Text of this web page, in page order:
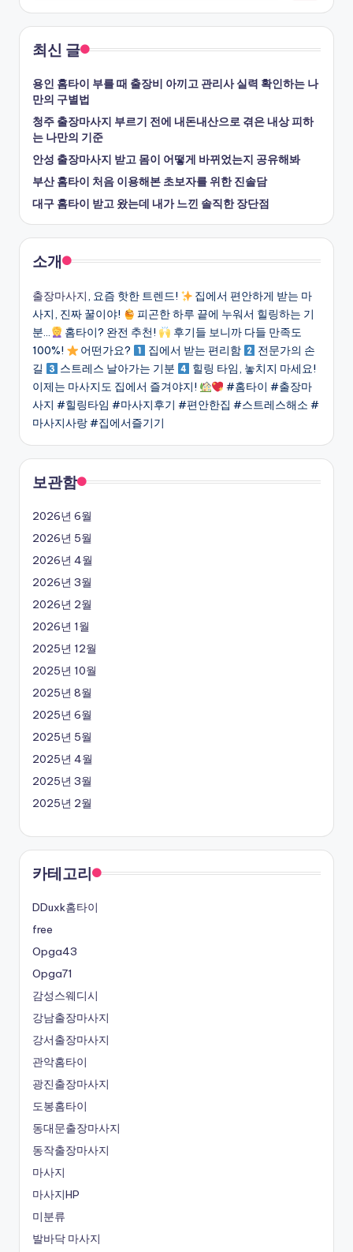
최신 글
용인 홈타이 부를 때 출장비 아끼고 관리사 실력 확인하는 나
만의 구별법
청주 출장마사지 부르기 전에 내돈내산으로 겪은 내상 피하
는 나만의 기준
안성 출장마사지 받고 몸이 어떻게 바뀌었는지 공유해봐
부산 홈타이 처음 이용해본 초보자를 위한 진솔담
대구 홈타이 받고 왔는데 내가 느낀 솔직한 장단점
소개
출장마사지, 요즘 핫한 트렌드!
집에서 편안하게 받는 마
사지, 진짜 꿀이야!
피곤한 하루 끝에 누워서 힐링하는 기
분…
홈타이? 완전 추천!
후기들 보니까 다들 만족도
100%!
어떤가요? 집에서 받는 편리함
전문가의 손
길
스트레스 날아가는 기분
힐링 타임, 놓치지 마세요!
이제는 마사지도 집에서 즐겨야지!
#홈타이 #출장마
사지 #힐링타임 #마사지후기 #편안한집 #스트레스해소 #
마사지사랑 #집에서즐기기
보관함
2026년 6월
2026년 5월
2026년 4월
2026년 3월
2026년 2월
2026년 1월
2025년 12월
2025년 10월
2025년 8월
2025년 6월
2025년 5월
2025년 4월
2025년 3월
2025년 2월
카테고리
DDuxk홈타이
free
Opga43
Opga71
감성스웨디시
강남출장마사지
강서출장마사지
관악홈타이
광진출장마사지
도봉홈타이
동대문출장마사지
동작출장마사지
마사지
마사지HP
미분류
발바닥 마사지